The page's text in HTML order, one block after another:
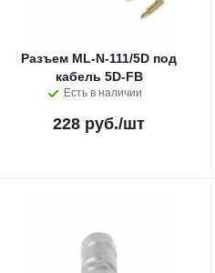
Разъем ML-N-111/5D под
кабель 5D-FB
Есть в наличии
228 руб./шт